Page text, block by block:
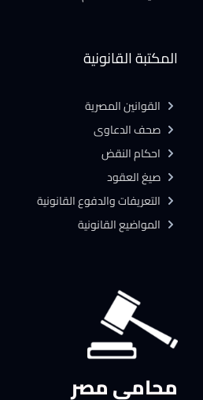
محامي مصر
المكتبة القانونية
القوانين المصرية
صحف الدعاوى
احكام النقض
صيغ العقود
التعريفات والدفوع القانونية
المواضيع القانونية